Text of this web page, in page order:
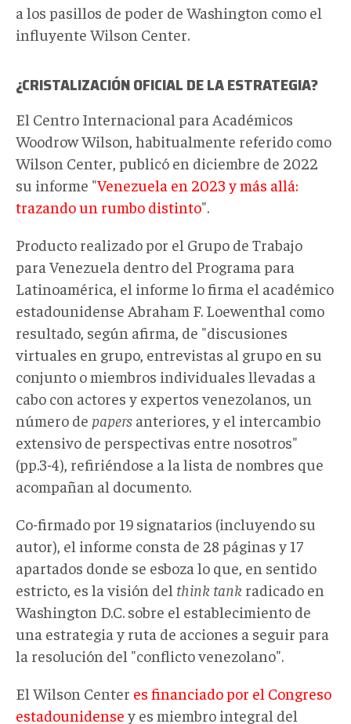
a los pasillos de poder de Washington como el
influyente Wilson Center.
¿CRISTALIZACIÓN OFICIAL DE LA ESTRATEGIA?
El Centro Internacional para Académicos
Woodrow Wilson, habitualmente referido como
Wilson Center, publicó en diciembre de 2022
su informe "Venezuela en 2023 y más allá:
trazando un rumbo distinto".
Producto realizado por el Grupo de Trabajo
para Venezuela dentro del Programa para
Latinoamérica, el informe lo firma el académico
estadounidense Abraham F. Loewenthal como
resultado, según afirma, de "discusiones
virtuales en grupo, entrevistas al grupo en su
conjunto o miembros individuales llevadas a
cabo con actores y expertos venezolanos, un
número de papers anteriores, y el intercambio
extensivo de perspectivas entre nosotros"
(pp.3-4), refiriéndose a la lista de nombres que
acompañan al documento.
Co-firmado por 19 signatarios (incluyendo su
autor), el informe consta de 28 páginas y 17
apartados donde se esboza lo que, en sentido
estricto, es la visión del think tank radicado en
Washington D.C. sobre el establecimiento de
una estrategia y ruta de acciones a seguir para
la resolución del "conflicto venezolano".
El Wilson Center es financiado por el Congreso
estadounidense y es miembro integral del